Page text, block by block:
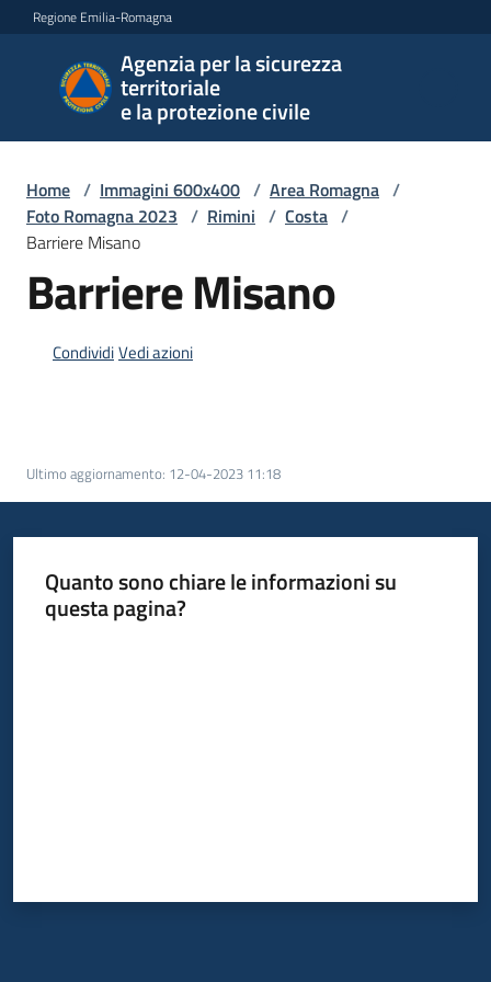
Vai al contenuto
Vai alla navigazione
Vai al footer
Regione Emilia-Romagna
Agenzia per la sicurezza
territoriale
e la protezione civile
Agenzia
per la
sicurezza
e la
protezione
civile
Argomenti
Leggi
Atti
Bandi
Home / Immagini 600x400 / Area Romagna /
Foto Romagna 2023 / Rimini / Costa /
Barriere Misano
Barriere Misano
CondividiVedi azioni
Ultimo aggiornamento: 12-04-2023 11:18
Quanto sono chiare le informazioni su
questa pagina?